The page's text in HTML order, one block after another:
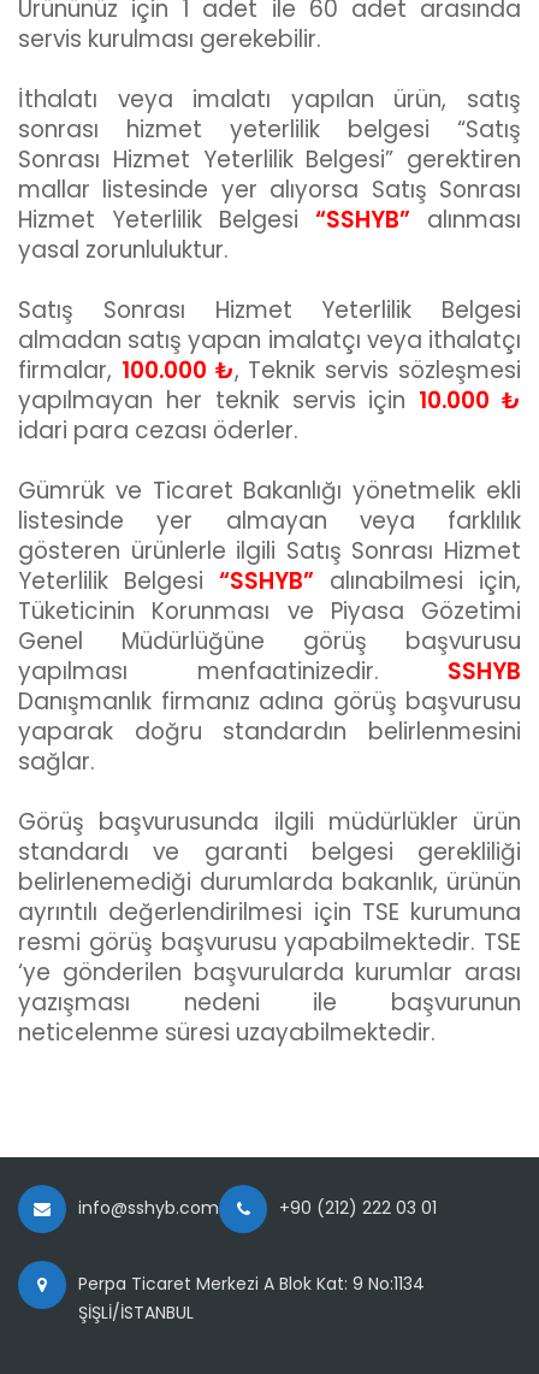
Ürününüz için 1 adet ile 60 adet arasında
servis kurulması gerekebilir.
İthalatı veya imalatı yapılan ürün, satış
sonrası hizmet yeterlilik belgesi “Satış
Sonrası Hizmet Yeterlilik Belgesi” gerektiren
mallar listesinde yer alıyorsa Satış Sonrası
Hizmet Yeterlilik Belgesi “SSHYB” alınması
yasal zorunluluktur.
Satış Sonrası Hizmet Yeterlilik Belgesi
almadan satış yapan imalatçı veya ithalatçı
firmalar, 100.000 ₺, Teknik servis sözleşmesi
yapılmayan her teknik servis için 10.000 ₺
idari para cezası öderler.
Gümrük ve Ticaret Bakanlığı yönetmelik ekli
listesinde yer almayan veya farklılık
gösteren ürünlerle ilgili Satış Sonrası Hizmet
Yeterlilik Belgesi “SSHYB” alınabilmesi için,
Tüketicinin Korunması ve Piyasa Gözetimi
Genel Müdürlüğüne görüş başvurusu
yapılması menfaatinizedir. SSHYB
Danışmanlık firmanız adına görüş başvurusu
yaparak doğru standardın belirlenmesini
sağlar.
Görüş başvurusunda ilgili müdürlükler ürün
standardı ve garanti belgesi gerekliliği
belirlenemediği durumlarda bakanlık, ürünün
ayrıntılı değerlendirilmesi için TSE kurumuna
resmi görüş başvurusu yapabilmektedir. TSE
‘ye gönderilen başvurularda kurumlar arası
yazışması nedeni ile başvurunun
neticelenme süresi uzayabilmektedir.
info@sshyb.com +90 (212) 222 03 01
Perpa Ticaret Merkezi A Blok Kat: 9 No:1134
ŞİŞLİ/İSTANBUL